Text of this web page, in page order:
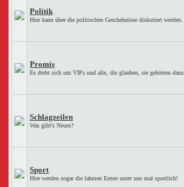
Politik
Hier kann über die politischen Geschehnisse diskutiert werden.
Promis
Es dreht sich um VIPs und alle, die glauben, sie gehörten dazu.
Schlagzeilen
Was gibt's Neues?
Sport
Hier werden sogar die lahmen Enten unter uns mal sportlich!